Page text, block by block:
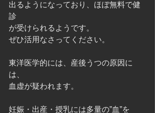
出るようになっており、ほぼ無料で健
診
が受けられるようです。
ぜひ活用なさってください。
東洋医学的には、産後うつの原因に
は、
血虚が疑われます。
妊娠・出産・授乳には多量の”血”を